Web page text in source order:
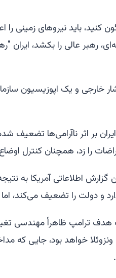
کنید، باید نیروهای زمینی را
رهبر عالی را بکشد،
خارجی و یک اپوزیسیون
بر اثر ناآرامی‌ها تضعیف
را زد، همچنان کنترل
گزارش اطلاعاتی آمریکا به
و دولت را تضعیف می‌کند،
ترامپ ظاهراً مهندسی
خواهد بود، جایی که